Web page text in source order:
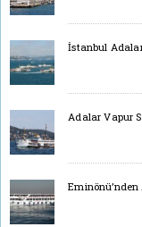
İstanbul
Adalar Vapur
Eminönü’nden